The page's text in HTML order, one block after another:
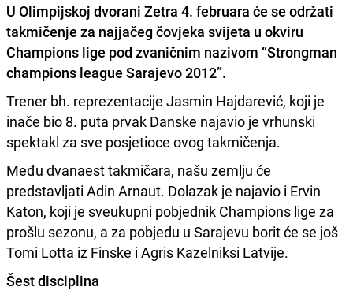
U Olimpijskoj dvorani Zetra 4. februara će se održati
takmičenje za najjačeg čovjeka svijeta u okviru
Champions lige pod zvaničnim nazivom “Strongman
champions league Sarajevo 2012”.
Trener bh. reprezentacije Jasmin Hajdarević, koji je
inače bio 8. puta prvak Danske najavio je vrhunski
spektakl za sve posjetioce ovog takmičenja.
Među dvanaest takmičara, našu zemlju će
predstavljati Adin Arnaut. Dolazak je najavio i Ervin
Katon, koji je sveukupni pobjednik Champions lige za
prošlu sezonu, a za pobjedu u Sarajevu borit će se još
Tomi Lotta iz Finske i Agris Kazelniksi Latvije.
Šest disciplina